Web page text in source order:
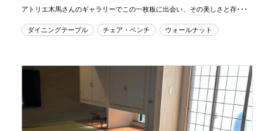
アトリエ木馬さんのギャラリーでこの一枚板に出会い、その美しさと存･･･
ダイニングテーブル チェア・ベンチ ウォールナット